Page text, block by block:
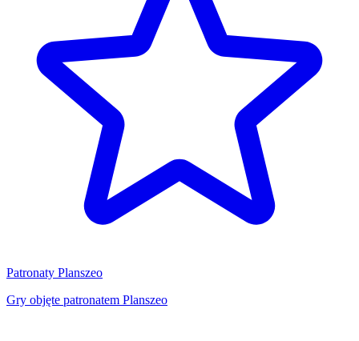
Patronaty Planszeo
Gry objęte patronatem Planszeo